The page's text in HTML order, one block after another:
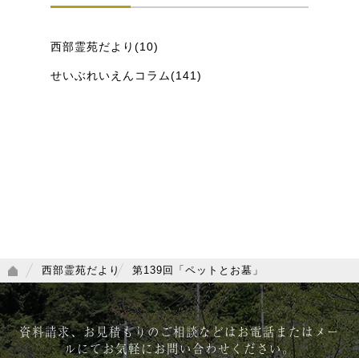
西部霊苑だより(10)
せいぶれいえんコラム(141)
西部霊苑だより 第139回「ペットとお墓」
資料請求、お見積もりのご相談などはお電話またはメー
ルにてお気軽にお問い合わせください。